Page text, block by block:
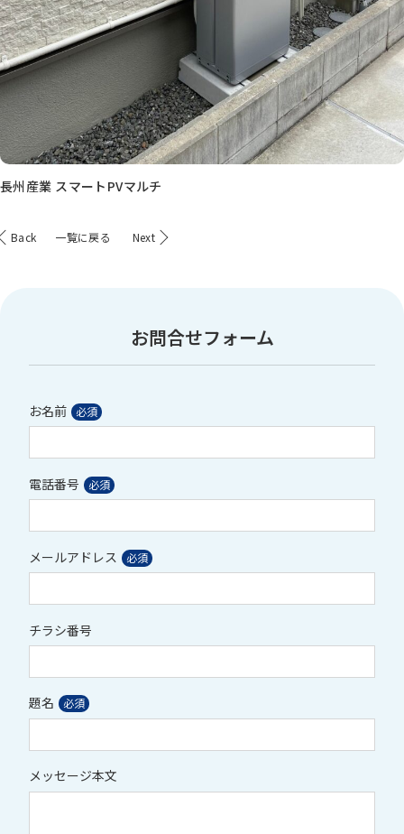
長州産業 スマートPVマルチ
Back 一覧に戻る Next
お問合せフォーム
お名前
電話番号
メールアドレス
チラシ番号
題名
メッセージ本文